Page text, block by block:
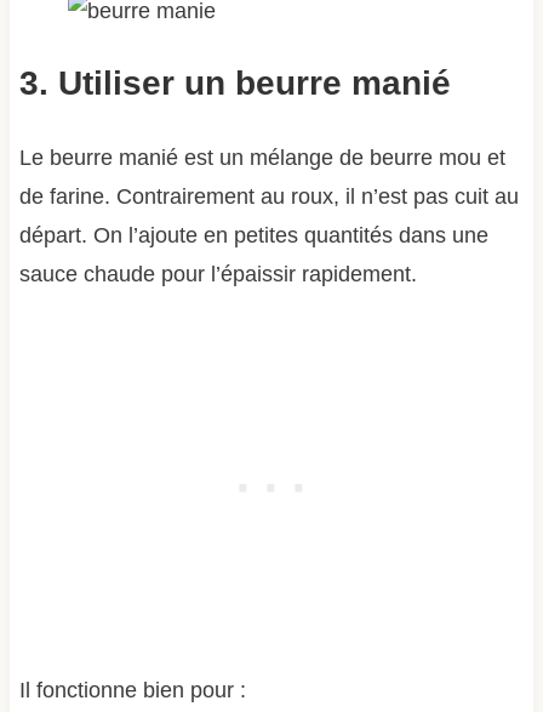
3. Utiliser un beurre manié
Le beurre manié est un mélange de beurre mou et
de farine. Contrairement au roux, il n’est pas cuit au
départ. On l’ajoute en petites quantités dans une
sauce chaude pour l’épaissir rapidement.
Il fonctionne bien pour :